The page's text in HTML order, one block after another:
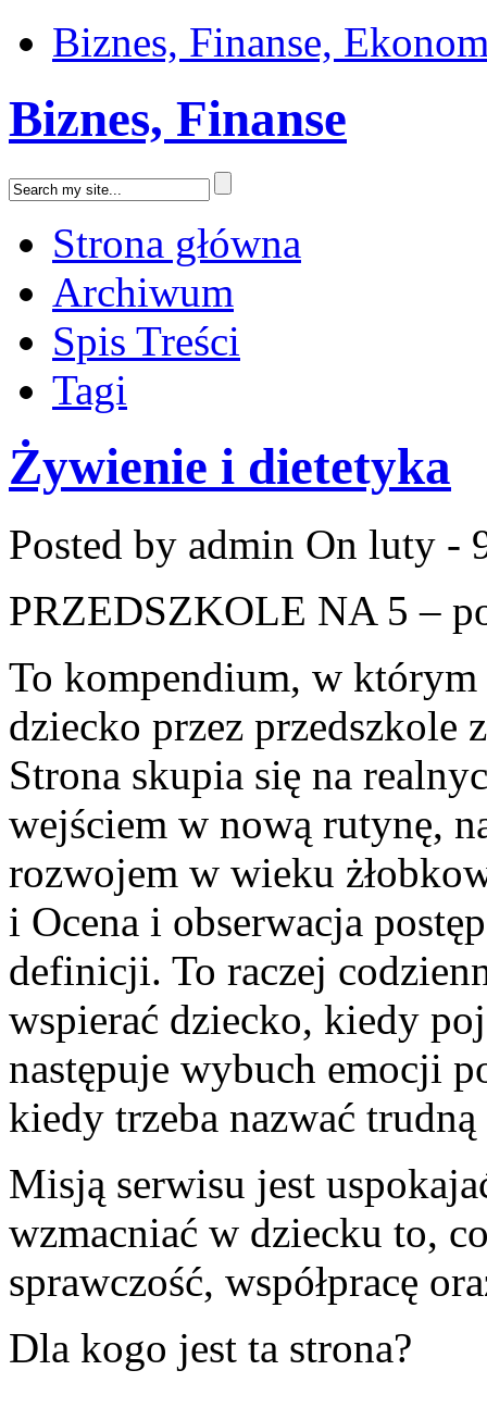
Biznes, Finanse,
Biznes, Finanse
Strona główna
Archiwum
Spis Treści
Tagi
Żywienie i dietetyka
Posted by admin On luty -
PRZEDSZKOLE NA 5 –
To kompendium, w którym
dziecko przez przedszkole
Strona skupia się na
wejściem w nową rutynę,
rozwojem w wieku
i Ocena i obserwacja
definicji. To raczej
wspierać dziecko, kiedy
następuje wybuch emocji
kiedy trzeba nazwać
Misją serwisu jest
wzmacniać w dziecku to,
sprawczość, współpracę
Dla kogo jest ta strona?